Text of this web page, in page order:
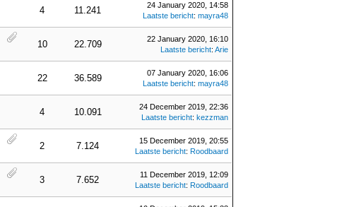
4 11.241
24 January 2020, 14:58
Laatste bericht: mayra48
10 22.709
22 January 2020, 16:10
Laatste bericht: Arie
22 36.589
07 January 2020, 16:06
Laatste bericht: mayra48
4 10.091
24 December 2019, 22:36
Laatste bericht: kezzman
2 7.124
15 December 2019, 20:55
Laatste bericht: Roodbaard
3 7.652
11 December 2019, 12:09
Laatste bericht: Roodbaard